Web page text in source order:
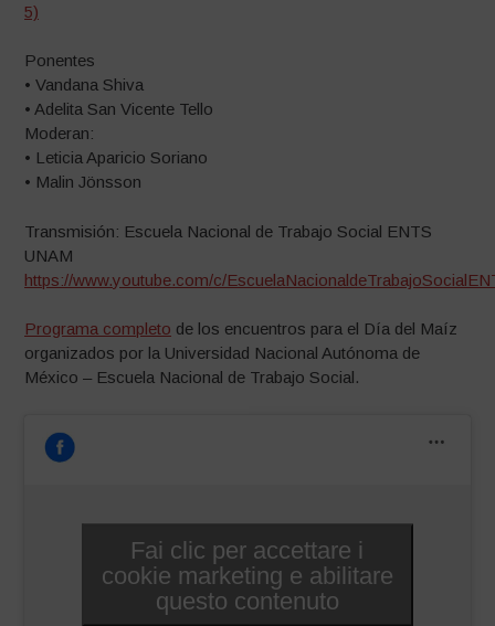
5)
Ponentes
• Vandana Shiva
• Adelita San Vicente Tello
Moderan:
• Leticia Aparicio Soriano
• Malin Jönsson
Transmisión: Escuela Nacional de Trabajo Social ENTS
UNAM
https://www.youtube.com/c/
Programa completo de los encuentros para el Día del Maíz
organizados por la Universidad Nacional Autónoma de
México – Escuela Nacional de Trabajo Social.
Fai clic per accettare i
cookie marketing e abilitare
questo contenuto